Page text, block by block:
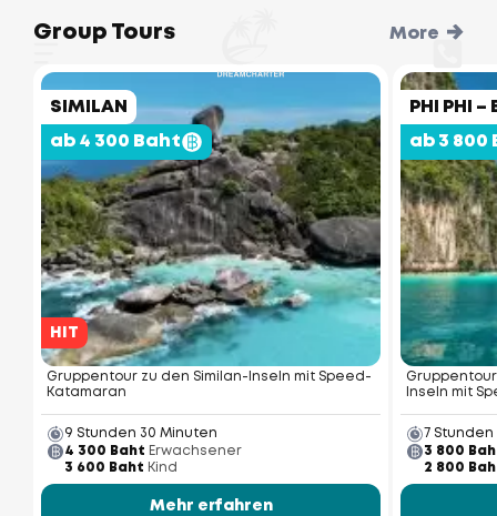
Group Tours More
SIMILAN
ab 4 300 Baht
HIT
Gruppentour zu den Similan-Inseln mit Speed-
Katamaran
9 Stunden 30 Minuten
4 300 Baht Erwachsener
3 600 Baht Kind
Mehr erfahren
PHI PHI
ab 3 800
Inseln mit
7
3 800
2 800